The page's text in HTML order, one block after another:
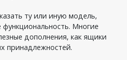
ту или иную модель,
Многие
дополнения, как ящики
принадлежностей.